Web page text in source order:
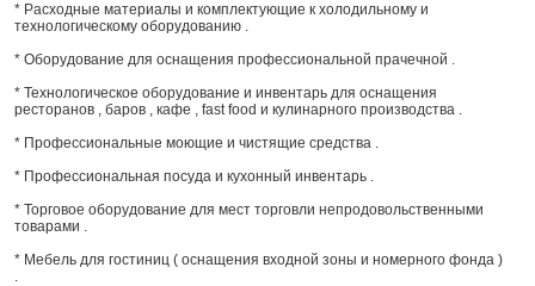
* Расходные материалы и комплектующие к холодильному и
технологическому оборудованию .
* Оборудование для оснащения профессиональной прачечной .
* Технологическое оборудование и инвентарь для оснащения
ресторанов , баров , кафе , fast food и кулинарного производства .
* Профессиональные моющие и чистящие средства .
* Профессиональная посуда и кухонный инвентарь .
* Торговое оборудование для мест торговли непродовольственными
товарами .
* Мебель для гостиниц ( оснащения входной зоны и номерного фонда )
.